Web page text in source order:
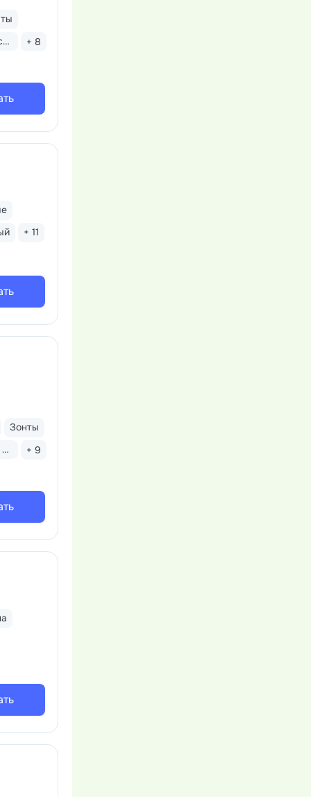
Бассейн закрытый
+ 8
+ 11
Зонты
Бассейн открытый
+ 9